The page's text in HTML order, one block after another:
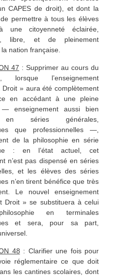
CAPES de droit), et dont la
permettre à tous les élèves
une citoyenneté éclairée,
libre, et de pleinement
la nation française.
47 : Supprimer au cours du
lorsque l’enseignement
Droit » aura été complètement
en accédant à une pleine
— enseignement aussi bien
en séries générales,
que professionnelles —,
de la philosophie en série
: en l’état actuel, cet
n’est pas dispensé en séries
et les élèves des séries
n’en tirent bénéfice que très
Le nouvel enseignement
Droit » se substituera à celui
en terminales
et sera, pour sa part,
48 : Clarifier une fois pour
réglementaire ce que doit
les cantines scolaires, dont